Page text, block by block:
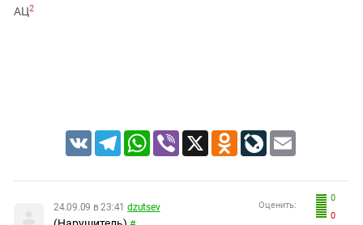
ЮФО
АЦ2
VK TelegramWhatsApp
Viber X Odnoklassniki
LiveJournal
Email
0
0
Оценить:
24.09.09 в 23:41 dzutsev